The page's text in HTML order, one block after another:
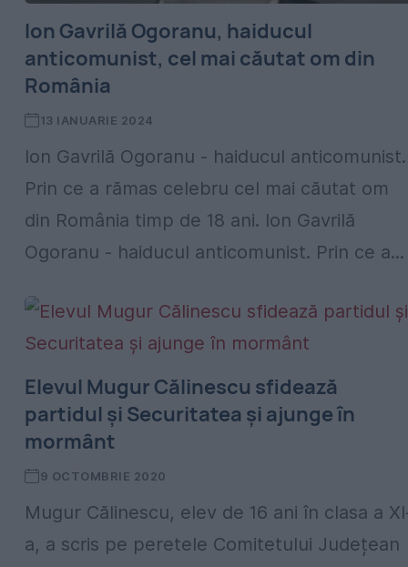
Ion Gavrilă Ogoranu, haiducul
anticomunist, cel mai căutat om din
România
13 IANUARIE 2024
Ion Gavrilă Ogoranu - haiducul anticomunist.
Prin ce a rămas celebru cel mai căutat om
din România timp de 18 ani. Ion Gavrilă
Ogoranu - haiducul anticomunist. Prin ce a...
Elevul Mugur Călinescu sfidează
partidul și Securitatea și ajunge în
mormânt
9 OCTOMBRIE 2020
Mugur Călinescu, elev de 16 ani în clasa a
a, a scris pe peretele Comitetului Județean